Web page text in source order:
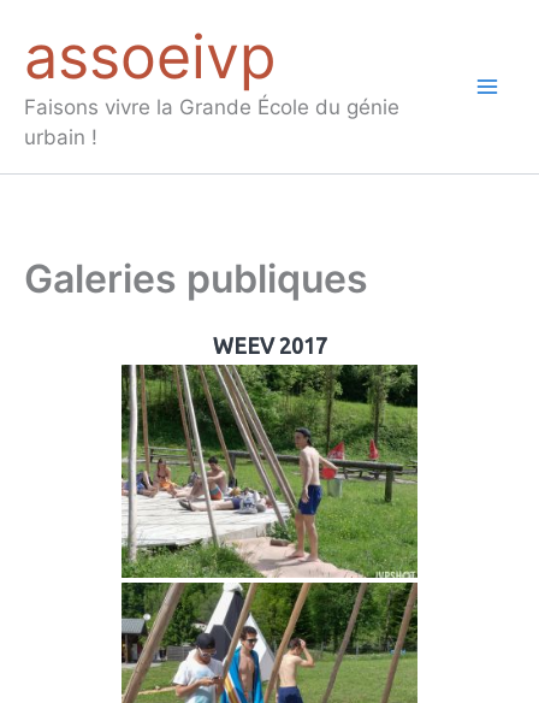
contenu
assoeivp
Faisons vivre la Grande École du génie
urbain !
Galeries publiques
WEEV 2017